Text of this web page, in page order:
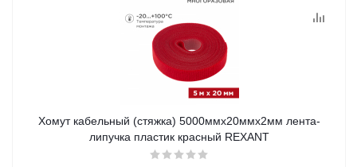
Хомут кабельный (стяжка) 5000ммx20ммx2мм лента-
липучка пластик красный REXANT